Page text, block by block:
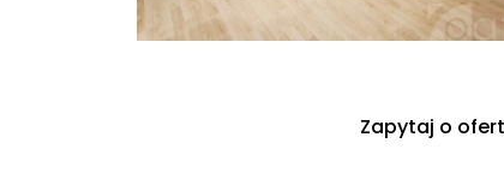
Zapytaj o